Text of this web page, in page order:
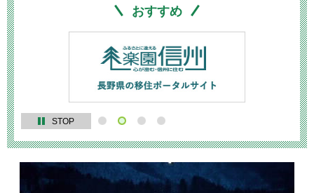
おすすめ
STOP